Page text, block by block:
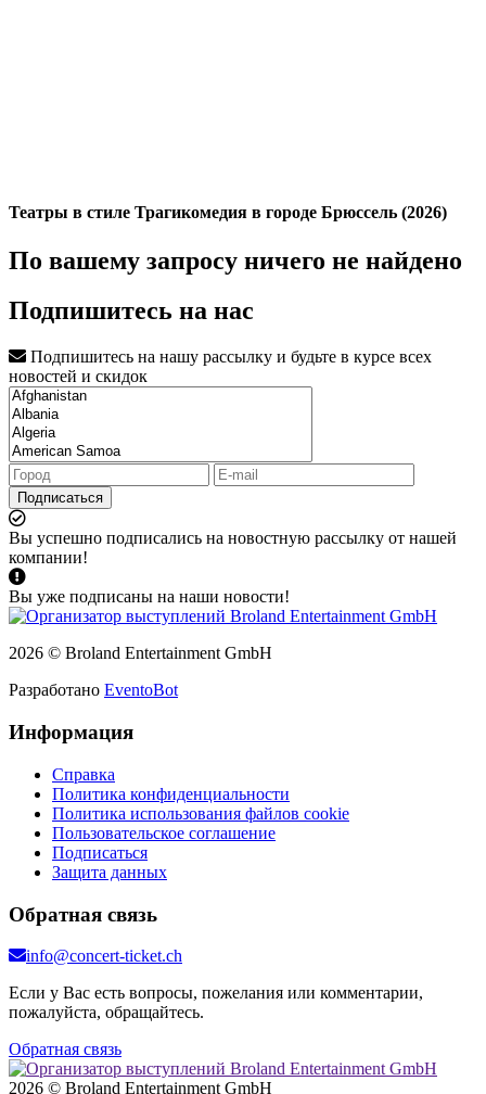
Театры в стиле Трагикомедия в городе Брюссель (2026)
По вашему запросу ничего не найдено
Подпишитесь на нас
Подпишитесь на нашу рассылку и будьте в курсе всех
новостей и скидок
Подписаться
Вы успешно подписались на новостную рассылку от нашей
компании!
Вы уже подписаны на наши новости!
2026 © Broland Entertainment GmbH
Разработано EventoBot
Информация
Справка
Политика конфиденциальности
Политика использования файлов cookie
Пользовательское соглашение
Подписаться
Защита данных
Обратная связь
info@concert-ticket.ch
Если у Вас есть вопросы, пожелания или комментарии,
пожалуйста, обращайтесь.
Обратная связь
2026 © Broland Entertainment GmbH